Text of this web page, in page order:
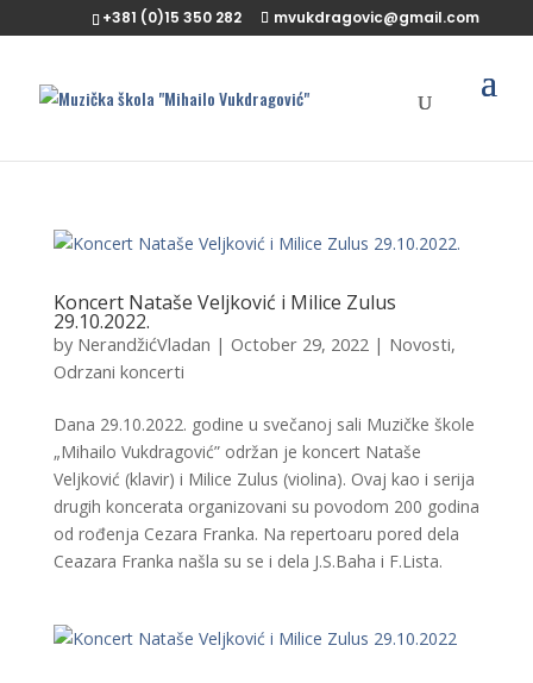
+381 (0)15 350 282 mvukdragovic@gmail.com
Koncert Nataše Veljković i Milice Zulus
29.10.2022.
by NerandžićVladan | October 29, 2022| Novosti,
Odrzani koncerti
Dana 29.10.2022. godine u svečanoj sali Muzičke škole
„Mihailo Vukdragović” održan je koncert Nataše
Veljković (klavir) i Milice Zulus (violina). Ovaj kao i serija
drugih koncerata organizovani su povodom 200 godina
od rođenja Cezara Franka. Na repertoaru pored dela
Ceazara Franka našla su se i dela J.S.Baha i F.Lista.